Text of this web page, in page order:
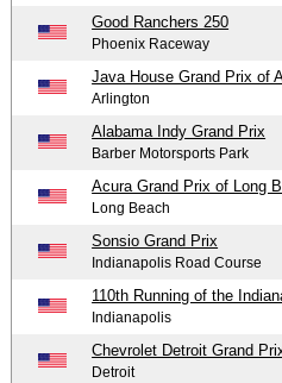
Good Ranchers 250
Phoenix Raceway
Java House Grand Prix of
Arlington
Alabama Indy Grand Prix
Barber Motorsports Park
Acura Grand Prix of Long
Long Beach
Sonsio Grand Prix
Indianapolis Road Course
110th Running of the
Indianapolis
Chevrolet Detroit Grand
Detroit